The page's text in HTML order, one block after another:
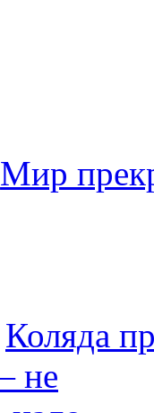
Мир
Коляда